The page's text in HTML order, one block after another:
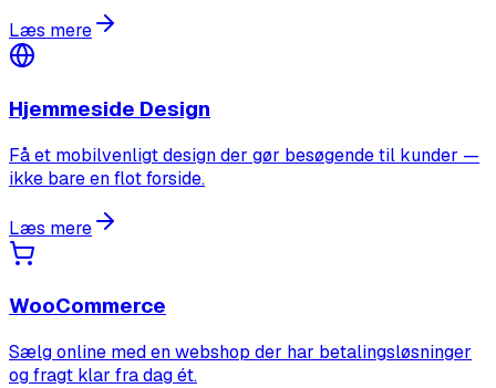
Læs mere
Hjemmeside Design
Få et mobilvenligt design der gør besøgende til kunder —
ikke bare en flot forside.
Læs mere
WooCommerce
Sælg online med en webshop der har betalingsløsninger
og fragt klar fra dag ét.